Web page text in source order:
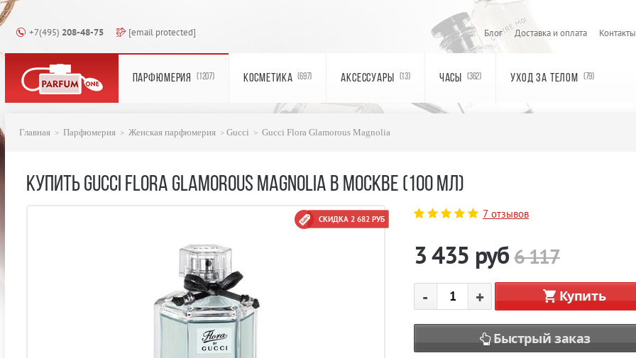
+7(495) 208-48-75 [email protected] Блог Доставка и оплата Контакты
ПАРФЮМЕРИЯ (1207) КОСМЕТИКА (697) АКСЕССУАРЫ (13) ЧАСЫ (362) УХОД ЗА ТЕЛОМ (79)
Главная Парфюмерия Женская парфюмерия Gucci Gucci Flora Glamorous Magnolia
КУПИТЬ GUCCI FLORA GLAMOROUS MAGNOLIA В МОСКВЕ (100 МЛ)
СКИДКА 2 682 РУБ 7 отзывов
3 435 руб 6 117
- + Купить
Быстрый заказ